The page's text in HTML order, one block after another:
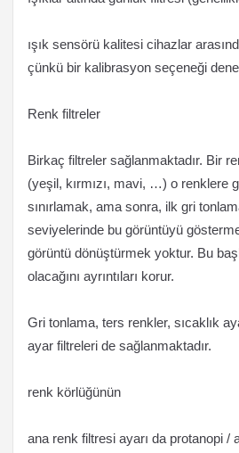
ışık sensörü kalitesi cihazlar
çünkü bir kalibrasyon seçeneği
Renk filtreler
Birkaç filtreler sağlanmaktadır. Bir
(yeşil, kırmızı, mavi, …) o renklere
sınırlamak, ama sonra, ilk gri
seviyelerinde bu görüntüyü
görüntü dönüştürmek yoktur. Bu
olacağını ayrıntıları korur.
Gri tonlama, ters renkler, sıcaklık
ayar filtreleri de sağlanmaktadır.
renk körlüğünün
ana renk filtresi ayarı da protanopi /